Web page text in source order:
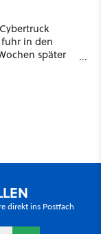
in den
später
direkt ins Postfach